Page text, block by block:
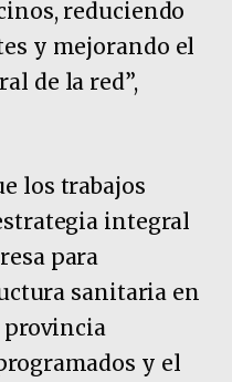
reduciendo
y mejorando el
de la red”,
los trabajos
integral
para
sanitaria en
y el